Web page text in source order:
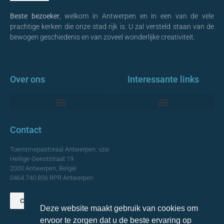
Beste bezoeker, welkom in Antwerpen en in een van de vele
prachtige kerken die onze stad rijk is. U zal versteld staan van de
bewogen geschiedenis en van zoveel wonderlijke creativiteit.
Over ons Interessante links
Contact
Toerismepastoraal Antwerpen, vzw
Heilige-Geeststraat 19
2000 Antwerpen, België
0464.740.856 RPR Antwerpen
Contact opnemen
Deze website maakt gebruik van cookies om
ervoor te zorgen dat u de beste ervaring op